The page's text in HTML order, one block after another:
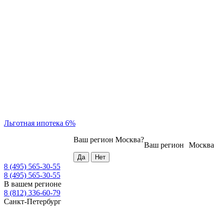
Льготная ипотека 6%
Москва
Ваш регион
Ваш регион Москва?
8 (495) 565-30-55
8 (495) 565-30-55
В вашем регионе
8 (812) 336-60-79
Санкт-Петербург